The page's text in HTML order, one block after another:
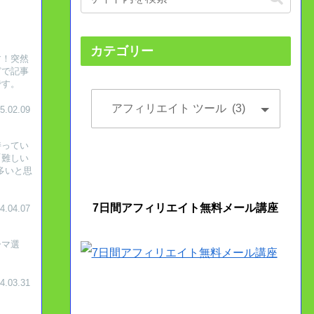
突然
記事
。
てい
しい
いと思
選
カテゴリー
7日間アフィリエイト無料メール講座